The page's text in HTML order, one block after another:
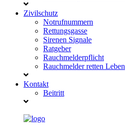
Zivilschutz
Notrufnummern
Rettungsgasse
Sirenen Signale
Ratgeber
Rauchmelderpflicht
Rauchmelder retten Leben
Kontakt
Beitritt